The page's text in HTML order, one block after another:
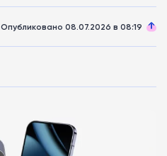
Опубликовано 08.07.2026 в 08:19